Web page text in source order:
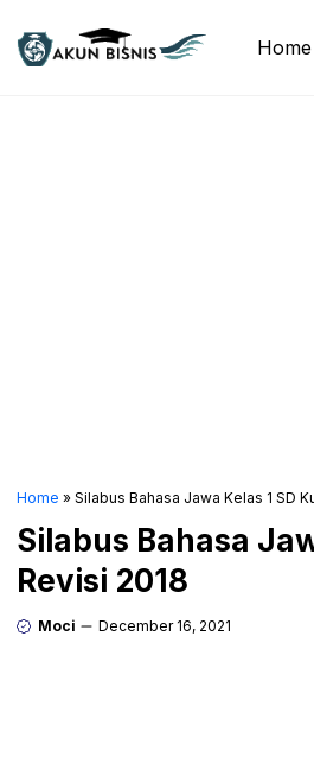
Home
Home » Silabus Bahasa Jawa Kelas 1 SD
Silabus Bahasa
Revisi 2018
Moci December 16, 2021